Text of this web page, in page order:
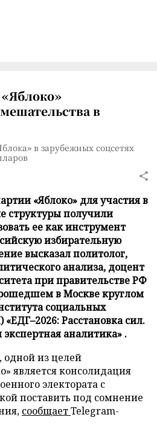
в
в зарубежных соцсетях
«Яблоко» для участия в
структуры получили
ее как инструмент
избирательную
высказал политолог,
анализа, доцент
при правительстве РФ
в Москве круглом
социальных
Расстановка сил.
аналитика» .
из целей
является консолидация
электората с
поставить под сомнение
сообщаетTelegram-